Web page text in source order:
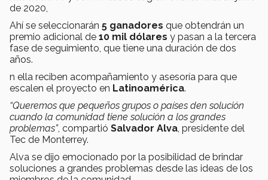
de 2020,
Ahí se seleccionarán 5 ganadores que obtendrán un
premio adicional de 10 mil dólares y pasan a la tercera
fase de seguimiento, que tiene una duración de dos
años.
n ella reciben acompañamiento y asesoría para que
escalen el proyecto en Latinoamérica.
“Queremos que pequeños grupos o países den solución
cuando la comunidad tiene solución a los grandes
problemas”, compartió Salvador Alva , presidente del
Tec de Monterrey.
Alva se dijo emocionado por la posibilidad de brindar
soluciones a grandes problemas desde las ideas de los